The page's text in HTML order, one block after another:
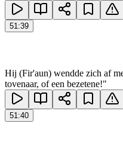
51:39
Hij (Fir'aun) wendde zich af
tovenaar, of een bezetene!"
51:40